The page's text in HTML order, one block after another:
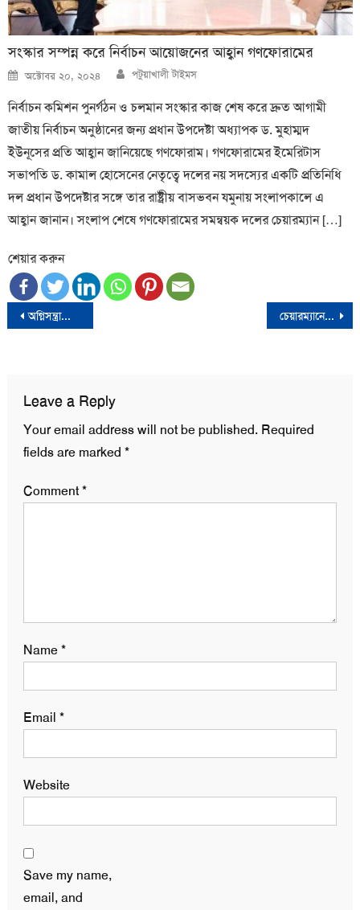
সংস্কার সম্পন্ন করে নির্বাচন আয়োজনের আহ্বান গণফোরামের
Posted
on
অক্টোবর ২০, ২০২৪ Author
পটুয়াখালী টাইমস
নির্বাচন কমিশন পুনর্গঠন ও চলমান সংস্কার কাজ শেষ করে দ্রুত আগামী
জাতীয় নির্বাচন অনুষ্ঠানের জন্য প্রধান উপদেষ্টা অধ্যাপক ড. মুহাম্মদ
ইউনূসের প্রতি আহ্বান জানিয়েছে গণফোরাম। গণফোরামের ইমেরিটাস
সভাপতি ড. কামাল হোসেনের নেতৃত্বে দলের নয় সদস্যের একটি প্রতিনিধি
দল প্রধান উপদেষ্টার সঙ্গে তার রাষ্ট্রীয় বাসভবন যমুনায় সংলাপকালে এ
আহ্বান জানান। সংলাপ শেষে গণফোরামের সমন্বয়ক দলের চেয়ারম্যান […]
শেয়ার করুন
Post
অগ্নিসন্ত্রাসের বিরুদ্ধে সরকারের জিরো টলারেন্স নীতি অব্যাহত থাকবে-প্রধানমন্ত্রী চেয়ারম্যানের বিরুদ্ধে ধর্ষণের অভিযোগ তোলা তরুণীকে হাসপাতাল থেকে ‘অপহরণ’
Leave a Reply
Your email address will not be published. Required
fields are marked *
Comment*
Name*
Email *
Website
Save my name,
email, and